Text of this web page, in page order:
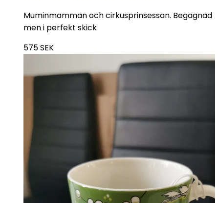
Muminmamman och cirkusprinsessan. Begagnad
men i perfekt skick
575SEK